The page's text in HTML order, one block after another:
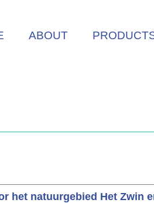
ABOUT
het natuurgebied Het Zwin